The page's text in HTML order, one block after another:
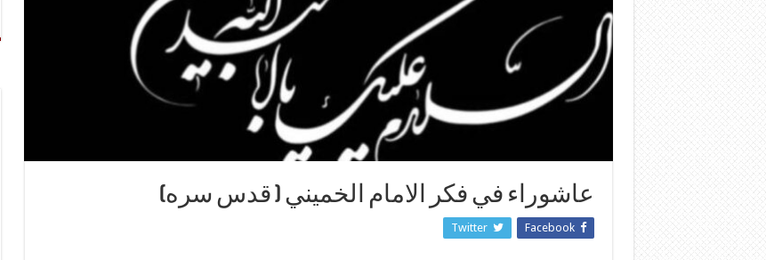
عاشوراء في فكر الامام الخميني ( قدس سره)
Facebook
Twitter